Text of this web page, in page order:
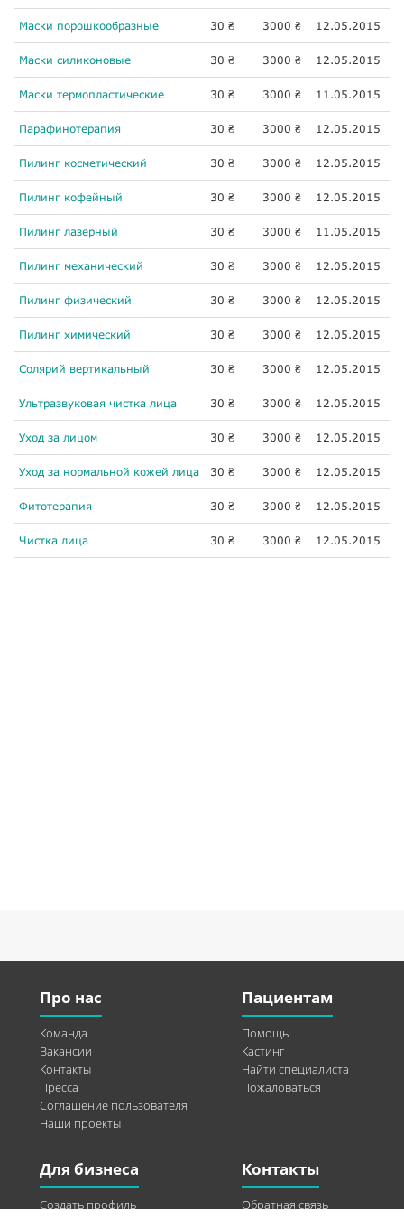
Маски порошкообразные 30 ₴ 3000 ₴ 12.05.2015
Маски силиконовые 30 ₴ 3000 ₴ 12.05.2015
Маски термопластические 30 ₴ 3000 ₴ 11.05.2015
Парафинотерапия 30 ₴ 3000 ₴ 12.05.2015
Пилинг косметический 30 ₴ 3000 ₴ 12.05.2015
Пилинг кофейный 30 ₴ 3000 ₴ 12.05.2015
Пилинг лазерный 30 ₴ 3000 ₴ 11.05.2015
Пилинг механический 30 ₴ 3000 ₴ 12.05.2015
Пилинг физический 30 ₴ 3000 ₴ 12.05.2015
Пилинг химический 30 ₴ 3000 ₴ 12.05.2015
Солярий вертикальный 30 ₴ 3000 ₴ 12.05.2015
Ультразвуковая чистка лица 30 ₴ 3000 ₴ 12.05.2015
Уход за лицом 30 ₴ 3000 ₴ 12.05.2015
Уход за нормальной кожей лица 30 ₴ 3000 ₴ 12.05.2015
Фитотерапия 30 ₴ 3000 ₴ 12.05.2015
Чистка лица 30 ₴ 3000 ₴ 12.05.2015
Про нас
Команда
Вакансии
Контакты
Пресса
Соглашение пользователя
Наши проекты
Пациентам
Помощь
Кастинг
Найти специалиста
Пожаловаться
Для бизнеса
Создать профиль
Контакты
Обратная связь